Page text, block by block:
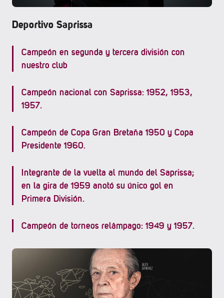
Deportivo Saprissa
Campeón en segunda y tercera división con
nuestro club
Campeón nacional con Saprissa: 1952, 1953,
1957.
Campeón de Copa Gran Bretaña 1950 y Copa
Presidente 1960.
Integrante de la vuelta al mundo del Saprissa;
en la gira de 1959 anotó su único gol en
Primera División.
Campeón de torneos relámpago: 1949 y 1957.